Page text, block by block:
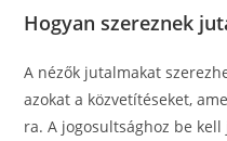
Hogyan szereznek
A nézők jutalmakat
azokat a közvetítéseket,
ra. A jogosultsághoz be